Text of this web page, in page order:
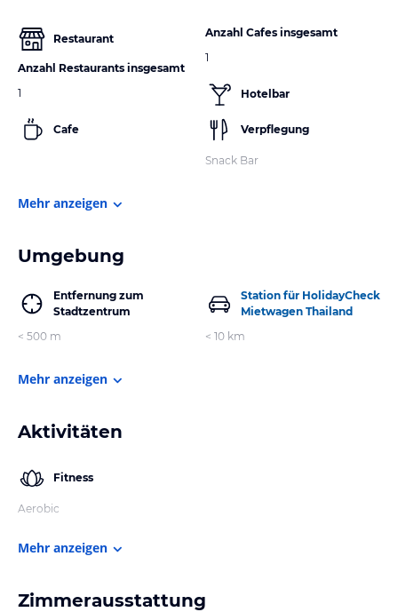
Restaurant
Anzahl Restaurants insgesamt
1
Cafe
Anzahl Cafes insgesamt
1
Hotelbar
Verpflegung
Snack Bar
Mehr anzeigen
Umgebung
Entfernung zum
Stadtzentrum
< 500 m
Station für HolidayCheck
Mietwagen Thailand
< 10 km
Mehr anzeigen
Aktivitäten
Fitness
Aerobic
Mehr anzeigen
Zimmerausstattung